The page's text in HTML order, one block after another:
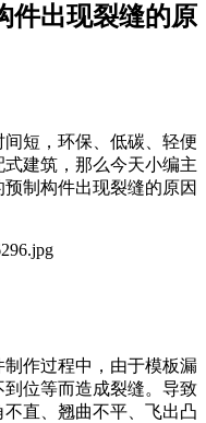
件出现裂缝的原
短，环保、低碳、轻便
建筑，那么今天小编主
制构件出现裂缝的原因
作过程中，由于模板漏
位等而造成裂缝。导致
直、翘曲不平、飞出凸